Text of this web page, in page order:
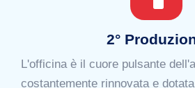
2°
L'officina è il cuore pulsante
costantemente rinnovata e